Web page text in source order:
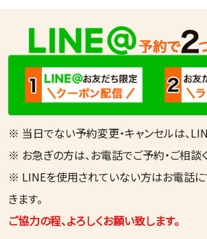
※ 当日でない予約変更・キャンセルは、
※ お急ぎの方は、お電話でご予約・ご相談
※ LINEを使用されていない方はお電話
きます。
ご協力の程、よろしくお願い致します。